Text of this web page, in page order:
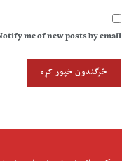
me of new posts by email.